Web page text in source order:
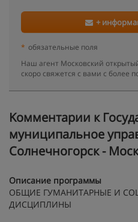
+
* обязательные поля
Наш агент Московский
скоро свяжется с вами с более
Kомментарии к
муниципальное
Солнечногорск -
Описание программы
ОБЩИЕ ГУМАНИТАРНЫЕ И
ДИСЦИПЛИНЫ